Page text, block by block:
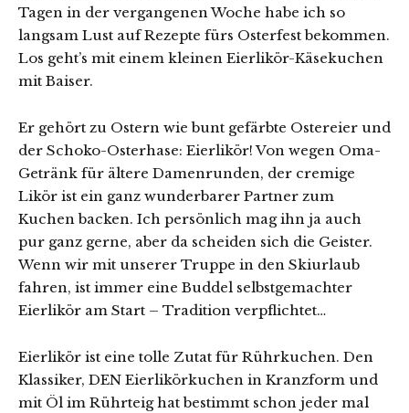
Tagen in der vergangenen Woche habe ich so
langsam Lust auf Rezepte fürs Osterfest bekommen.
Los geht’s mit einem kleinen Eierlikör-Käsekuchen
mit Baiser.
Er gehört zu Ostern wie bunt gefärbte Ostereier und
der Schoko-Osterhase: Eierlikör! Von wegen Oma-
Getränk für ältere Damenrunden, der cremige
Likör ist ein ganz wunderbarer Partner zum
Kuchen backen. Ich persönlich mag ihn ja auch
pur ganz gerne, aber da scheiden sich die Geister.
Wenn wir mit unserer Truppe in den Skiurlaub
fahren, ist immer eine Buddel selbstgemachter
Eierlikör am Start – Tradition verpflichtet…
Eierlikör ist eine tolle Zutat für Rührkuchen. Den
Klassiker, DEN Eierlikörkuchen in Kranzform und
mit Öl im Rührteig hat bestimmt schon jeder mal